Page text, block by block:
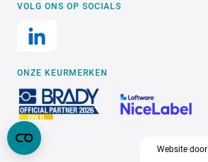
VOLG ONS OP SOCIALS
ONZE KEURMERKEN
Website door